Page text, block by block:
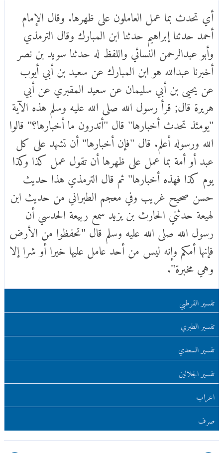
أي تحدث بما عمل العاملون على ظهرها. وقال الإمام
أحمد حدثنا إبراهيم حدثنا ابن المبارك وقال الترمذي
وأبو عبدالرحمن النسائي واللفظ له حدثنا سويد بن نصر
أخبرنا عبدالله هو ابن المبارك عن سعيد بن أبي أيوب
عن يحيى بن أبي سليمان عن سعيد المقبري عن أبي
هريرة قال; قرأ رسول الله صلى الله عليه وسلم هذه الآية
"يومئذ تحدث أخبارها" قال "أتدرون ما أخبارها؟" قالوا
الله ورسوله أعلم. قال "فإن أخبارها" أن تشهد على كل
عبد أو أمة بما عمل على ظهرها أن تقول عمل كذا وكذا
يوم كذا فهذه أخبارها" ثم قال الترمذي هذا حديث
حسن صحيح غريب وفي معجم الطبراني من حديث ابن
لهيعة حدثني الحارث بن يزيد سمع ربيعة الحدسي أن
رسول الله صلى الله عليه وسلم قال "تحفظوا من الأرض
فإنها أمكم وإنه ليس من أحد عامل عليها خيرا أو شرا إلا
وهي مخبرة".
تفسير القرطبي
تفسير الطبري
تفسير السعدي
تفسير الجلالين
اعراب
صرف